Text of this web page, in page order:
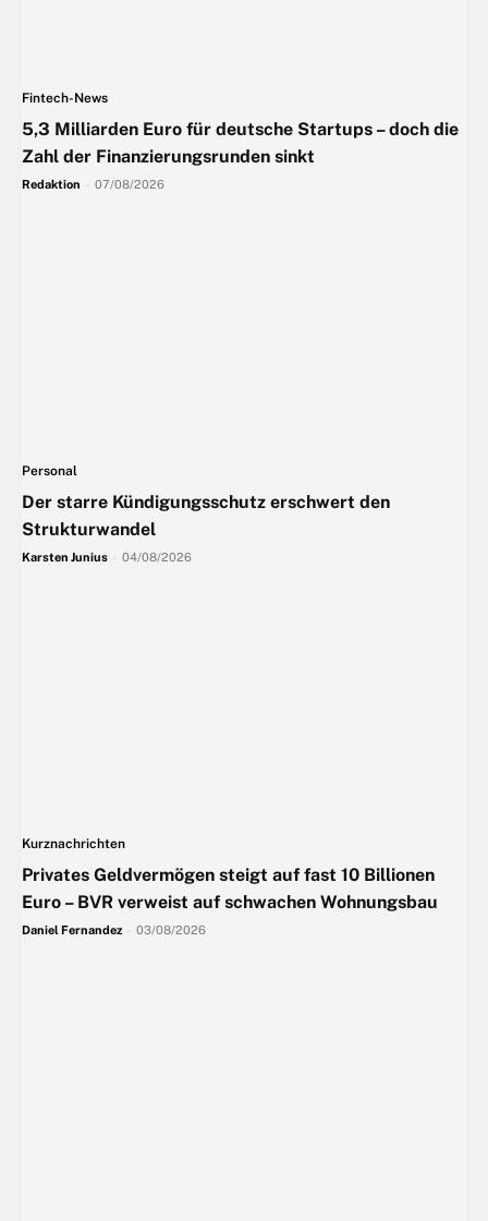
Fintech-News
5,3 Milliarden Euro für deutsche Startups – doch die
Zahl der Finanzierungsrunden sinkt
Redaktion 07/08/2026
Personal
Der starre Kündigungsschutz erschwert den
Strukturwandel
Karsten Junius 04/08/2026
Kurznachrichten
Privates Geldvermögen steigt auf fast 10 Billionen
Euro – BVR verweist auf schwachen Wohnungsbau
Daniel Fernandez 03/08/2026